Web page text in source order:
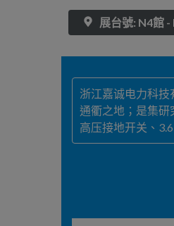
展台號: N4館 -
浙江嘉诚电力科
通衢之地；是集研
高压接地开关、